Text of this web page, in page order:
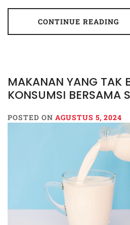
CONTINUE READING
MAKANAN YANG TAK
KONSUMSI BERSAMA
POSTED ON AGUSTUS 5, 2024